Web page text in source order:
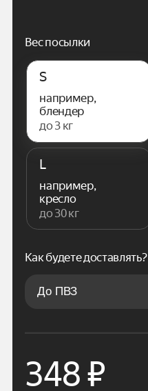
Вес посылки
S
например,
блендер
до 3 кг
L
например,
кресло
до 30 кг
Как будете доставлять?
348₽